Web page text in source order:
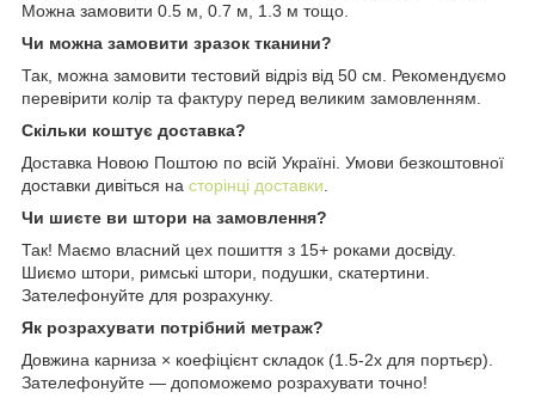
Можна замовити 0.5 м, 0.7 м, 1.3 м тощо.
Чи можна замовити зразок тканини?
Так, можна замовити тестовий відріз від 50 см. Рекомендуємо
перевірити колір та фактуру перед великим замовленням.
Скільки коштує доставка?
Доставка Новою Поштою по всій Україні. Умови безкоштовної
доставки дивіться на сторінці доставки.
Чи шиєте ви штори на замовлення?
Так! Маємо власний цех пошиття з 15+ роками досвіду.
Шиємо штори, римські штори, подушки, скатертини.
Зателефонуйте для розрахунку.
Як розрахувати потрібний метраж?
Довжина карниза × коефіцієнт складок (1.5-2x для портьєр).
Зателефонуйте — допоможемо розрахувати точно!